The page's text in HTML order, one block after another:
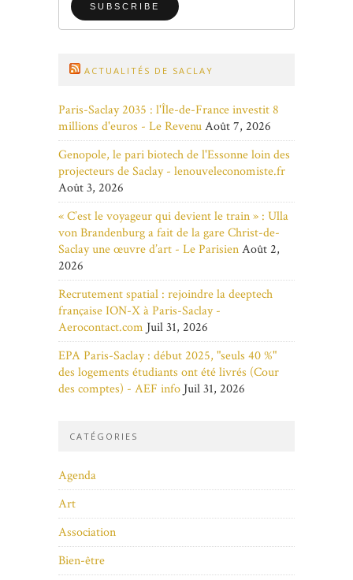
ACTUALITÉS DE SACLAY
Paris-Saclay 2035 : l'Île-de-France investit 8
millions d'euros - Le RevenuAoût 7, 2026
Genopole, le pari biotech de l'Essonne loin des
projecteurs de Saclay - lenouveleconomiste.fr
Août 3, 2026
« C’est le voyageur qui devient le train » : Ulla
von Brandenburg a fait de la gare Christ-de-
Saclay une œuvre d’art - Le ParisienAoût 2,
2026
Recrutement spatial : rejoindre la deeptech
française ION-X à Paris-Saclay -
Aerocontact.com Juil 31, 2026
EPA Paris-Saclay : début 2025, "seuls 40 %"
des logements étudiants ont été livrés (Cour
des comptes) - AEF info Juil 31, 2026
CATÉGORIES
Agenda
Art
Association
Bien-être